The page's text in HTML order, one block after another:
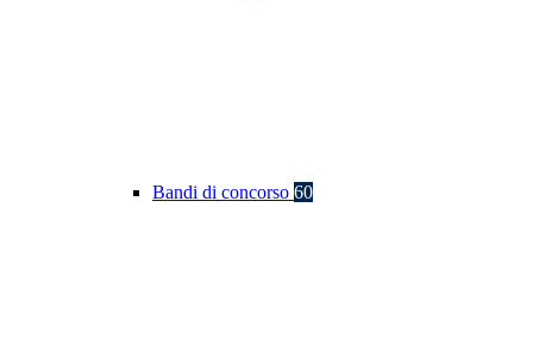
Bandi di concorso 60